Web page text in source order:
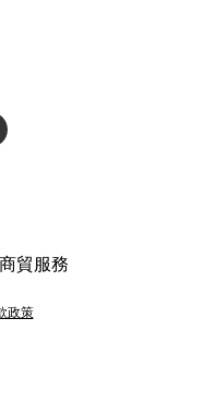
貿服務
政策